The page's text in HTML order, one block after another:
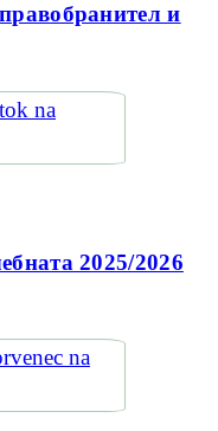
и
2025/2026